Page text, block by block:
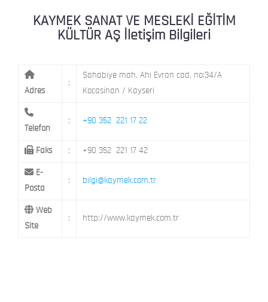
KAYMEK SÜMER MEVLANA MAH. 8. CAD. NO: 28
MİMARSİNAN DEMOKRASİ MAH. FATİN
KAYMEK SANAT VE MESLEKİ EĞİTİM
KÜLTÜR AŞ İletişim Bilgileri
Adres
:
Sahabiye mah. Ahi Evran cad. no:34/A
Kocasinan / Kayseri
Telefon
: +90 352 221 17 22
Faks : +90 352 221 17 42
E-
Posta
: bilgi@kaymek.com.tr
Web
Site
: http://www.kaymek.com.tr